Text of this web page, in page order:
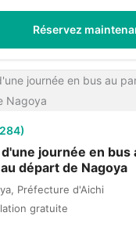
Réservez
journée en bus
départ de Nagoya
Préfecture d'Aichi
gratuite